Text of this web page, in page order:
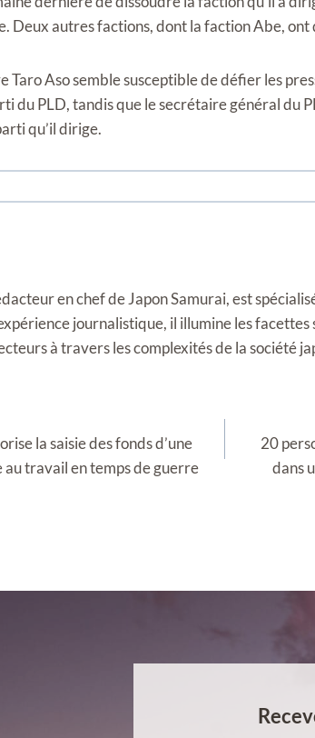
Deux autres factions, dont la faction Abe,
Taro Aso semble susceptible de défier les
du PLD, tandis que le secrétaire général du
qu’il dirige.
en chef de Japon Samurai, est
journalistique, il illumine les
à travers les complexités de la société
la saisie des fonds d’une
travail en temps de guerre
20
dans